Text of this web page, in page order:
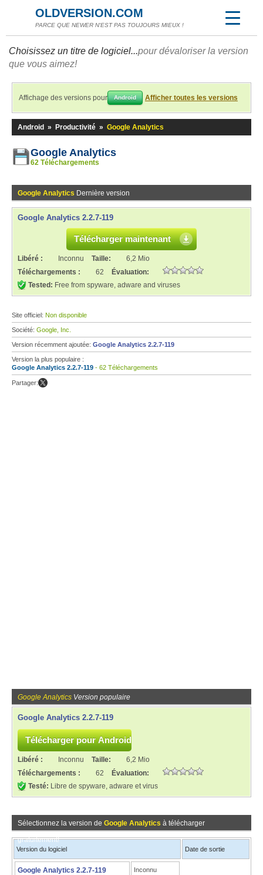
OLDVERSION.COM
PARCE QUE NEWER N'EST PAS TOUJOURS MIEUX !
Choisissez un titre de logiciel...pour dévaloriser la version
que vous aimez!
Affichage des versions pour Android Afficher toutes les versions
Android » Productivité » Google Analytics
Google Analytics
62 Téléchargements
Google Analytics Dernière version
Google Analytics 2.2.7-119
Télécharger maintenant
Libéré : Inconnu Taille:
6,2 Mio
Téléchargements :
62
Évaluation:
Tested: Free from spyware, adware and viruses
Site officiel: Non disponible
Société: Google, Inc.
Version récemment ajoutée: Google Analytics 2.2.7-119
Version la plus populaire :
Google Analytics 2.2.7-119 - 62 Téléchargements
Partager:
Google Analytics Version populaire
Google Analytics 2.2.7-119
Libéré : Inconnu Taille:
6,2 Mio
Téléchargements :
62
Évaluation:
Testé: Libre de spyware, adware et virus
Sélectionnez la version de Google Analytics à télécharger
gratuitement!
Version du logiciel Date de sortie
Google Analytics 2.2.7-119 Inconnu